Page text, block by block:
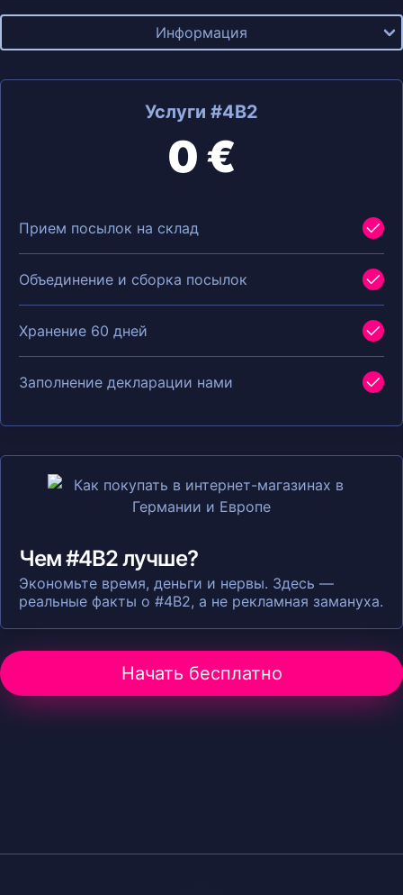
Информация
Услуги #4B2
0 €
Прием посылок на склад
Объединение и сборка посылок
Хранение 60 дней
Заполнение декларации нами
Чем #4B2 лучше?
Экономьте время, деньги и нервы. Здесь —
реальные факты о #4B2, а не рекламная замануха.
Начать бесплатно